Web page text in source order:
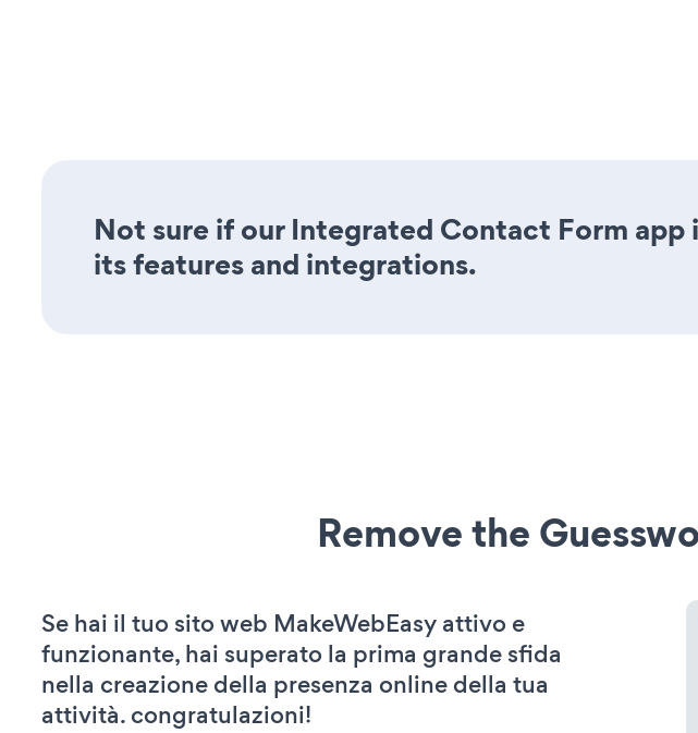
Not sure if our Integrated Contact Form
its features and integrations.
Remove the
Se hai il tuo sito web MakeWebEasy attivo e
funzionante, hai superato la prima grande sfida
nella creazione della presenza online della tua
attività. congratulazioni!